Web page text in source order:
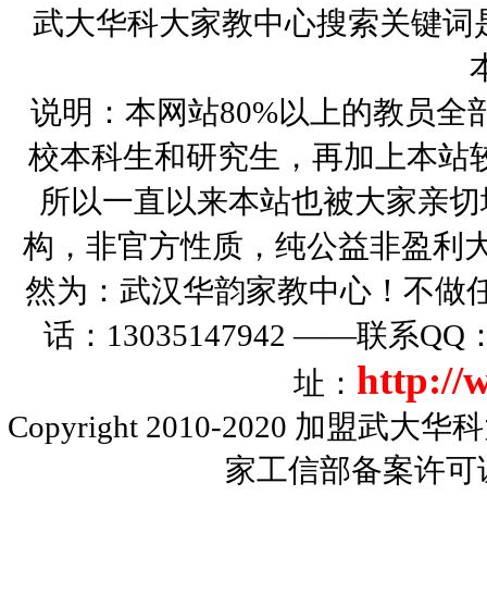
武大华科大家教中心搜索关键
说明：本网站80%以上的教员全
校本科生和研究生，再加上本站
所以一直以来本站也被大家亲
构，非官方性质，纯公益非盈利
然为：武汉华韵家教中心！不做
话：13035147942 ——联系QQ
址： http://
Copyright 2010-2020 加盟武大华
家工信部备案许可